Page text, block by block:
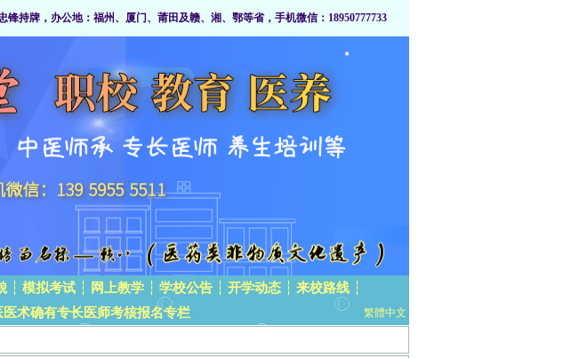
锋持牌，办公地：福州、厦门、莆田及赣、湘、鄂等省，手机微信：18950777733
┆ 模拟考试 ┆ 网上教学 ┆ 学校公告 ┆ 开学动态 ┆ 来校路线 ┆
术确有专长医师考核报名专栏 繁體中文